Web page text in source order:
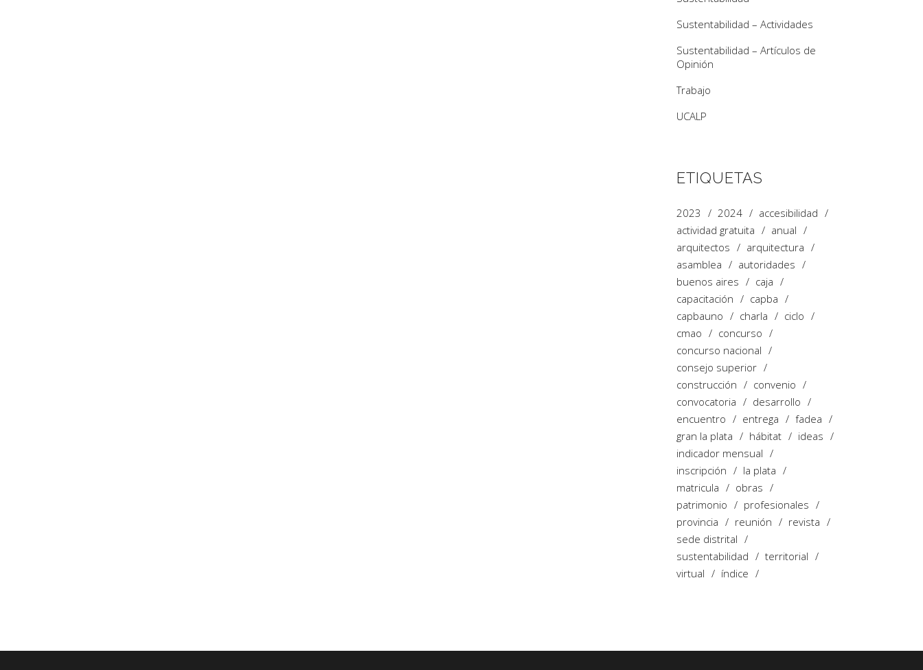
Sustentabilidad – Actividades
Sustentabilidad – Artículos de
Opinión
Trabajo
UCALP
ETIQUETAS
2023 2024
accesibilidad
actividad gratuita
anual
arquitectos
arquitectura
asamblea
autoridades
buenos aires
caja
capacitación
capba
capbauno
charla
ciclo
cmao
concurso
concurso nacional
consejo superior
construcción
convenio
convocatoria
desarrollo
encuentro
entrega
fadea
gran la plata
hábitat
ideas
indicador mensual
inscripción
la plata
matricula
obras
patrimonio
profesionales
provincia
reunión
revista
sede distrital
sustentabilidad
territorial
virtual
índice